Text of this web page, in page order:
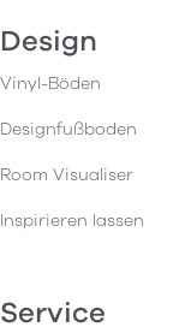
Design
Vinyl-Böden
Designfußboden
Room Visualiser
Inspirieren lassen
Service